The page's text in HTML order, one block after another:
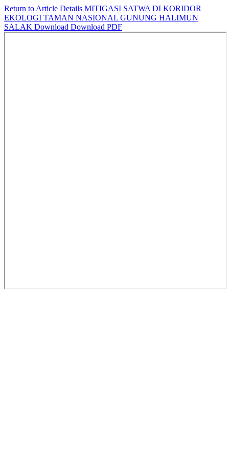
Return to Article Details MITIGASI SATWA DI KORIDOR
EKOLOGI TAMAN NASIONAL GUNUNG HALIMUN
SALAK Download Download PDF